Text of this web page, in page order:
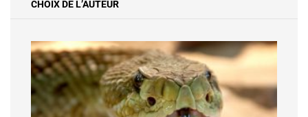
CHOIX DE L’AUTEUR